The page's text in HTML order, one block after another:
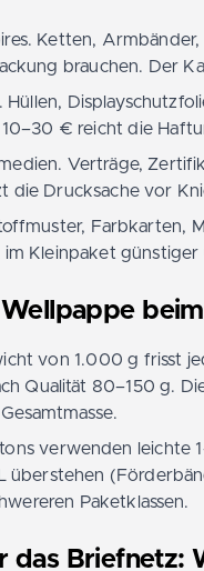
Ketten,
brauchen. Der
€ reicht die
Verträge,
die Drucksache vor
Farbkarten,
Kleinpaket
von 1.000 g frisst
Qualität 80–150 g.
verwenden leichte
überstehen
Paketklassen.
das Briefnetz: